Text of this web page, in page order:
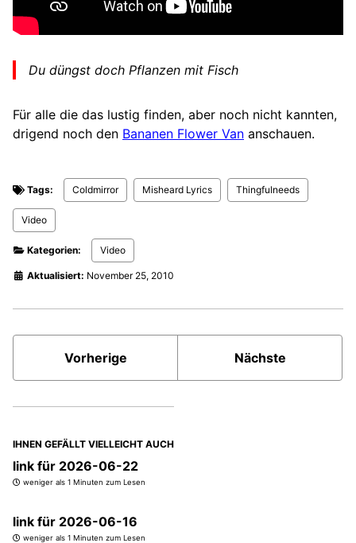
Du düngst doch Pflanzen mit Fisch
Für alle die das lustig finden, aber noch nicht kannten,
drigend noch den Bananen Flower Van anschauen.
Tags: Coldmirror Misheard Lyrics Thingfulneeds
Video
Kategorien: Video
Aktualisiert: November 25, 2010
Vorherige Nächste
IHNEN GEFÄLLT VIELLEICHT AUCH
link für 2026-06-22
weniger als 1 Minuten zum Lesen
link für 2026-06-16
weniger als 1 Minuten zum Lesen